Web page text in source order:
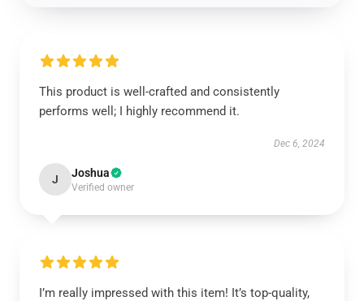
This product is well-crafted and consistently
performs well; I highly recommend it.
Dec 6, 2024
J Joshua
Verified owner
I’m really impressed with this item! It’s top-quality,